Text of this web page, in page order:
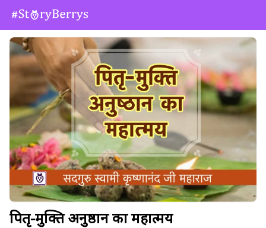
पितृ-मुक्ति अनुष्ठान का महात्मय